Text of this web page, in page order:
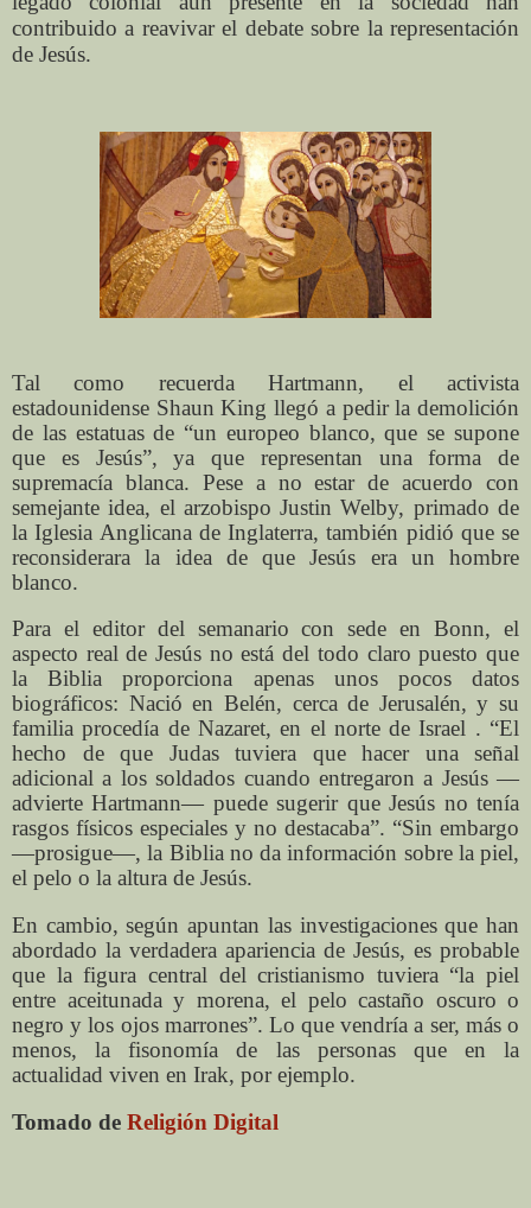
contribuido a reavivar el debate sobre la representación
de Jesús.
Tal como recuerda Hartmann, el activista
estadounidense Shaun King llegó a pedir la demolición
de las estatuas de “un europeo blanco, que se supone
que es Jesús”, ya que representan una forma de
supremacía blanca. Pese a no estar de acuerdo con
semejante idea, el arzobispo Justin Welby, primado de
la Iglesia Anglicana de Inglaterra, también pidió que se
reconsiderara la idea de que Jesús era un hombre
blanco.
Para el editor del semanario con sede en Bonn, el
aspecto real de Jesús no está del todo claro puesto que
la Biblia proporciona apenas unos pocos datos
biográficos: Nació en Belén, cerca de Jerusalén, y su
familia procedía de Nazaret, en el norte de Israel . “El
hecho de que Judas tuviera que hacer una señal
adicional a los soldados cuando entregaron a Jesús —
advierte Hartmann— puede sugerir que Jesús no tenía
rasgos físicos especiales y no destacaba”. “Sin embargo
—prosigue—, la Biblia no da información sobre la piel,
el pelo o la altura de Jesús.
En cambio, según apuntan las investigaciones que han
abordado la verdadera apariencia de Jesús, es probable
que la figura central del cristianismo tuviera “la piel
entre aceitunada y morena, el pelo castaño oscuro o
negro y los ojos marrones”. Lo que vendría a ser, más o
menos, la fisonomía de las personas que en la
actualidad viven en Irak, por ejemplo.
Tomado de Religión Digital